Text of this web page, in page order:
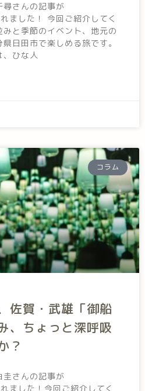
尋さんの記事が
ました！ 今回ご紹介してく
と季節のイベント、地元の
日田市で楽しめる旅です。
、ひな人
コラム
佐賀・武雄「御船
、ちょっと深呼吸
？
圭さんの記事が
ました！今回ご紹介してく